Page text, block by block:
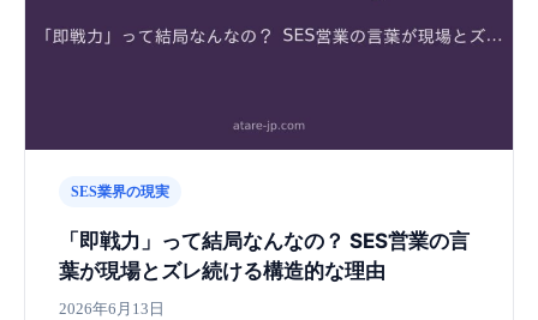
SES業界の現実
「即戦力」って結局なんなの？ SES営業の言
葉が現場とズレ続ける構造的な理由
2026年6月13日